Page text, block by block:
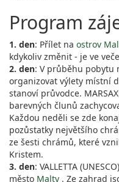
Program
1. den: Přílet na ostrov
kdykoliv změnit - je ve
2. den: V průběhu pobytu
organizovat výlety místní
stanoví průvodce.
barevných člunů
Každou neděli se zde
pozůstatky největšího
ze šesti chrámů, které
Kristem.
3. den: VALLETTA
město Malty . Ze zahrad